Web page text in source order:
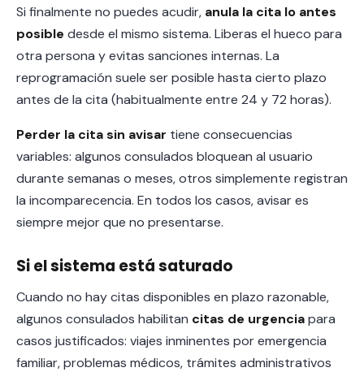
Si finalmente no puedes acudir, anula la cita lo antes
posible desde el mismo sistema. Liberas el hueco para
otra persona y evitas sanciones internas. La
reprogramación suele ser posible hasta cierto plazo
antes de la cita (habitualmente entre 24 y 72 horas).
Perder la cita sin avisar tiene consecuencias
variables: algunos consulados bloquean al usuario
durante semanas o meses, otros simplemente registran
la incomparecencia. En todos los casos, avisar es
siempre mejor que no presentarse.
Si el sistema está saturado
Cuando no hay citas disponibles en plazo razonable,
algunos consulados habilitan citas de urgenciapara
casos justificados: viajes inminentes por emergencia
familiar, problemas médicos, trámites administrativos